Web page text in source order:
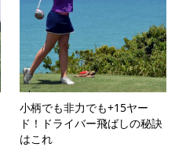
小柄でも非力でも+15ヤー
ド！ドライバー飛ばしの秘訣
はこれ